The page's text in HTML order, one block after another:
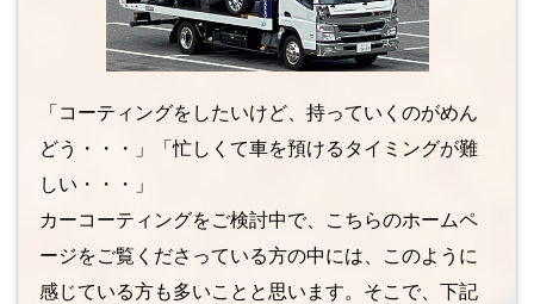
「コーティングをしたいけど、持っていくのがめん
どう・・・」「忙しくて車を預けるタイミングが難
しい・・・」
カーコーティングをご検討中で、こちらのホームペ
ージをご覧くださっている方の中には、このように
感じている方も多いことと思います。そこで、下記